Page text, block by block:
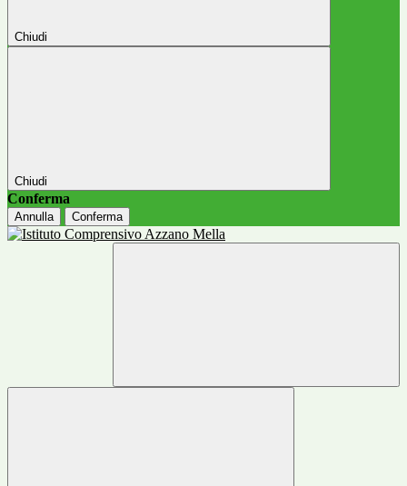
Chiudi
Chiudi
Conferma
Annulla Conferma